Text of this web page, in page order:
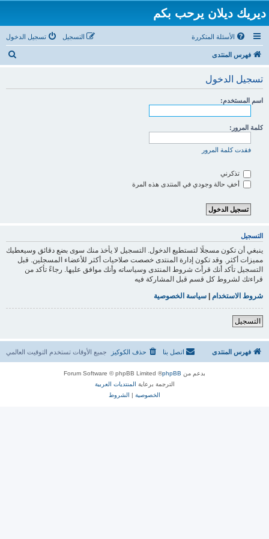
ديريك ديلان يرحب بكم
الأسئلة المتكررة تسجيل الدخول التسجيل
فهرس المنتدى
تسجيل الدخول
اسم المستخدم:
كلمة المرور:
فقدت كلمة المرور
تذكرني
أخفِ حالة وجودي في المنتدى هذه المرة
التسجيل
ينبغي أن تكون مسجلًا لتستطيع الدخول. التسجيل لا يأخذ منك سوى بضع دقائق وسيعطيك
مميزات أكثر. وقد تكون إدارة المنتدى خصصت صلاحيات أكثر للأعضاء المسجلين. قبل
التسجيل تأكد أنك قرأتَ شروط المنتدى وسياساته وأنك موافق عليها. رجاءً تأكد من
قراءتك لشروط كل قسم قبل المشاركة فيه
شروط الاستخدام | سياسة الخصوصية
التسجيل
فهرس المنتدى جميع الأوقات تستخدم التوقيت العالمي حذف الكوكيز اتصل بنا
بدعم من phpBB
® Forum Software © phpBB Limited
الترجمة برعاية المنتديات العربية
الخصوصية | الشروط